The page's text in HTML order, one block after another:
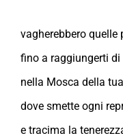
vagherebbero quelle
fino a raggiungerti di
nella Mosca della
dove smette ogni
e tracima la